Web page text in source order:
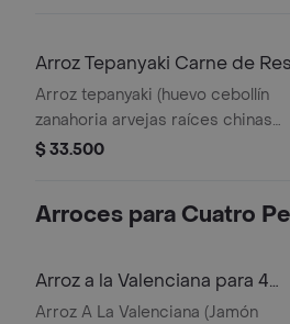
Arroz Tepanyaki Carne de Res
Teriyaki para2
Arroz tepanyaki (huevo cebollín
zanahoria arvejas raíces chinas
terminado en salsa soya) carne
$ 33.500
Arroces para Cuatro
Arroz a la Valenciana para 4
Personas
Arroz A La Valenciana (Jamón